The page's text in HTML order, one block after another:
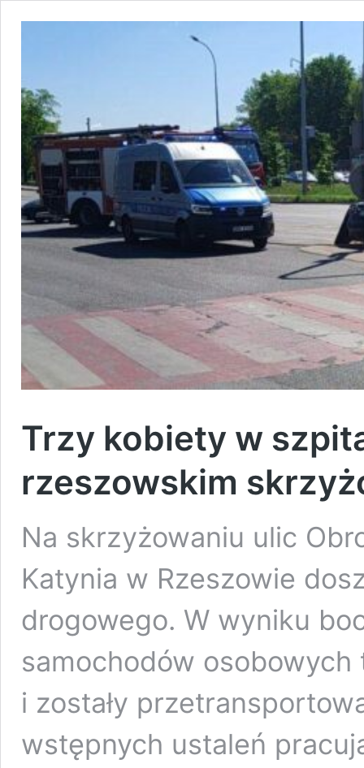
Trzy kobiety w
rzeszowskim
Na skrzyżowaniu ulic
Katynia w Rzeszowie
drogowego. W wyniku
samochodów
i zostały
wstępnych ustaleń